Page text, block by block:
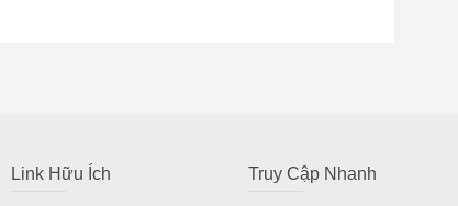
Link Hữu Ích Truy Cập Nhanh